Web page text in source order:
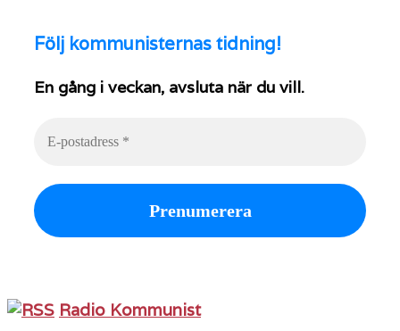
Följ kommunisternas tidning!
En gång i veckan, avsluta när du vill.
Radio Kommunist